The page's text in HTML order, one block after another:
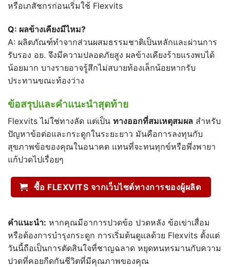
หรือเภสัชกรก่อนเริ่มใช้ Flexvits
Q: ผลข้างเคียงมีไหม?
A: ผลิตภัณฑ์ทำจากส่วนผสมธรรมชาติเป็นหลักและผ่านการ
รับรอง อย. จึงมีความปลอดภัยสูง ผลข้างเคียงร้ายแรงพบได้
น้อยมาก บางรายอาจรู้สึกไม่สบายท้องเล็กน้อยหากรับ
ประทานขณะท้องว่าง
ข้อสรุปและคำแนะนำสุดท้าย
Flexvits ไม่ใช่ทางลัด แต่เป็น ทางออกที่สมเหตุสมผล สำหรับ
ปัญหาข้อต่อและกระดูกในระยะยาว มันคือการลงทุนกับ
สุขภาพข้อของคุณในอนาคต แทนที่จะทนทุกข์หรือพึ่งพายา
แก้ปวดไปเรื่อยๆ
ซื้อ FLEXVITS จากเว็บไซต์ทางการของผู้ผลิต
คำแนะนำ: หากคุณมีอาการปวดข้อ ปวดหลัง ข้อเข่าเสื่อม
หรือต้องการบำรุงกระดูก การเริ่มต้นดูแลด้วย Flexvits ตั้งแต่
วันนี้ถือเป็นการตัดสินใจที่ชาญฉลาด หยุดทนทรมานกับความ
ปวดที่คอยกีดกันชีวิตที่มีคุณภาพของคุณ